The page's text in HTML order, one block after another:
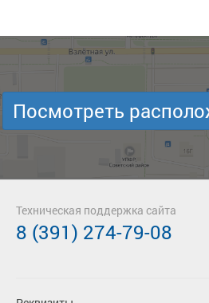
Посмотреть
Техническая поддержка сайта
8 (391) 274-79-08